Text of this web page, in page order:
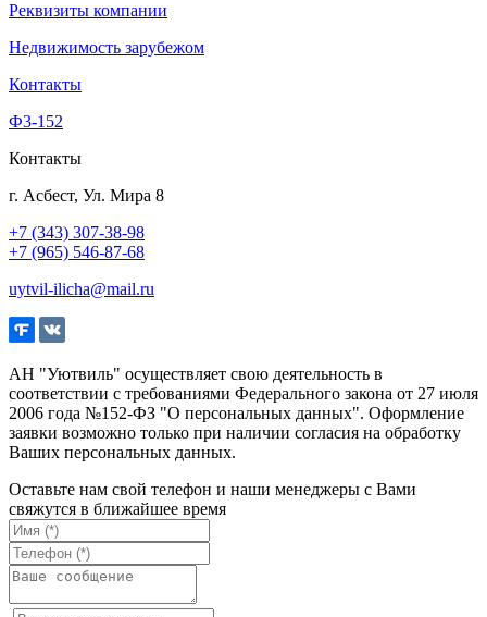
Реквизиты компании
Недвижимость зарубежом
Контакты
Ф3-152
Контакты
г. Асбест, Ул. Мира 8
+7 (343) 307-38-98
+7 (965) 546-87-68
uytvil-ilicha@mail.ru
АН "Уютвиль" осуществляет свою деятельность в
соответствии с требованиями Федерального закона от 27 июля
2006 года №152-ФЗ "О персональных данных". Оформление
заявки возможно только при наличии согласия на обработку
Ваших персональных данных.
Оставьте нам свой телефон и наши менеджеры с Вами
свяжутся в ближайшее время